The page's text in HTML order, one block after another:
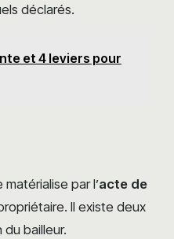
déclarés.
et 4 leviers pour
par l’acte de
Il existe deux
bailleur.